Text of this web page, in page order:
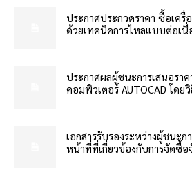
ประกาศประกวดราคา ซื้อเครื่
ด้วยเทคนิคการไหลแบบต่อเนื่
ประกาศผลผู้ชนะการเสนอรา
คอมพิวเตอร์ AUTOCAD โดย
เอกสารรับรองระหว่างผู้ชนะก
หน้าที่ที่เกี่ยวข้องกับการจัดซื้อ